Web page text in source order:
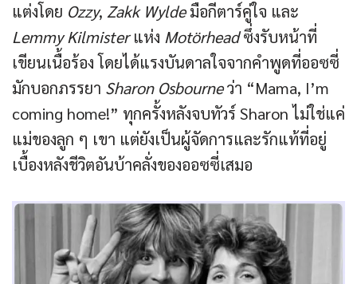
แต่งโดย Ozzy, Zakk Wyldeมือกีตาร์คู่ใจ และ
Lemmy Kilmisterแห่ง Motörheadซึ่งรับหน้าที่
เขียนเนื้อร้อง โดยได้แรงบันดาลใจจากคำพูดที่ออซซี่
มักบอกภรรยา Sharon Osbourneว่า “Mama, I’m
coming home!” ทุกครั้งหลังจบทัวร์ Sharon ไม่ใช่แค่
แม่ของลูก ๆ เขา แต่ยังเป็นผู้จัดการและรักแท้ที่อยู่
เบื้องหลังชีวิตอันบ้าคลั่งของออซซี่เสมอ